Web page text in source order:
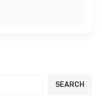
SEARCH